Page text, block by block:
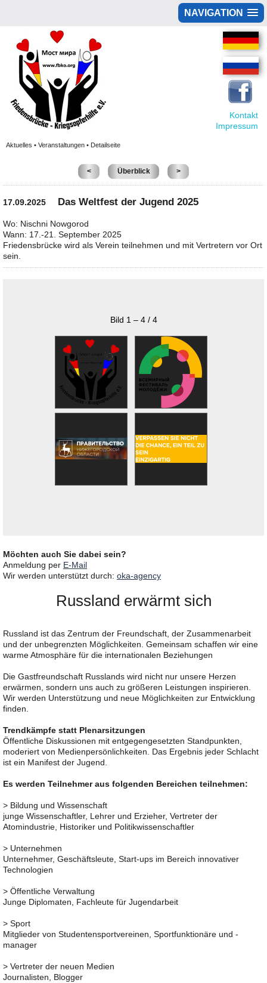
NAVIGATION
Kontakt
Impressum
Aktuelles • Veranstaltungen • Detailseite
< Überblick >
17.09.2025 Das Weltfest der Jugend 2025
Wo: Nischni Nowgorod
Wann: 17.-21. September 2025
Friedensbrücke wird als Verein teilnehmen und mit Vertretern vor Ort
sein.
Möchten auch Sie dabei sein?
Anmeldung per E-Mail
Wir werden unterstützt durch: oka-agency
Russland erwärmt sich
Russland ist das Zentrum der Freundschaft, der Zusammenarbeit
und der unbegrenzten Möglichkeiten. Gemeinsam schaffen wir eine
warme Atmosphäre für die internationalen Beziehungen
Die Gastfreundschaft Russlands wird nicht nur unsere Herzen
erwärmen, sondern uns auch zu größeren Leistungen inspirieren.
Wir werden Unterstützung und neue Möglichkeiten zur Entwicklung
finden.
Trendkämpfe statt Plenarsitzungen
Öffentliche Diskussionen mit entgegengesetzten Standpunkten,
moderiert von Medienpersönlichkeiten. Das Ergebnis jeder Schlacht
ist ein Manifest der Jugend.
Es werden Teilnehmer aus folgenden Bereichen teilnehmen:
> Bildung und Wissenschaft
junge Wissenschaftler, Lehrer und Erzieher, Vertreter der
Atomindustrie, Historiker und Politikwissenschaftler
> Unternehmen
Unternehmer, Geschäftsleute, Start-ups im Bereich innovativer
Technologien
> Öffentliche Verwaltung
Junge Diplomaten, Fachleute für Jugendarbeit
> Sport
Mitglieder von Studentensportvereinen, Sportfunktionäre und -
manager
> Vertreter der neuen Medien
Journalisten, Blogger